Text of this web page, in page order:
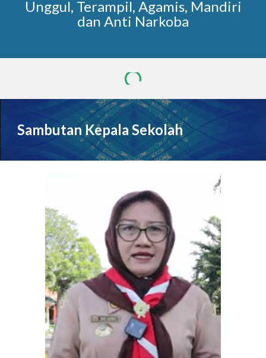
Unggul, Terampil, Agamis, Mandiri
dan Anti Narkoba
Sambutan Kepala Sekolah